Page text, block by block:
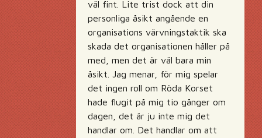
väl fint. Lite trist dock att din
personliga åsikt angående en
organisations värvningstaktik ska
skada det organisationen håller på
med, men det är väl bara min
åsikt. Jag menar, för mig spelar
det ingen roll om Röda Korset
hade flugit på mig tio gånger om
dagen, det är ju inte mig det
handlar om. Det handlar om att